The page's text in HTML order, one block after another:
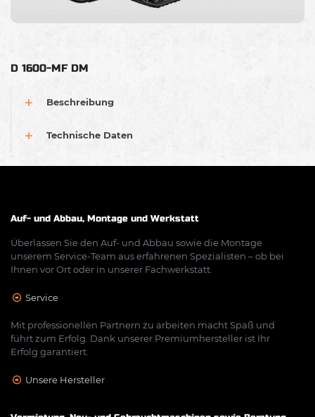
D 1600-MF DM
Beschreibung
Technische Daten
Auf- und Abbau, Montage und Werkstatt
Überlassen Sie den Auf- und Abbau sowie die Montage
unserem Service-Team aus erfahrenen Spezialisten – ob bei
Ihnen vor Ort oder in unserer Fachwerkstatt.
Service
Mit professionellen Partnern zu arbeiten macht Spaß und
führt zum Erfolg. Dank unserer Premiumhersteller ist Ihr
Erfolg garantiert.
Unsere Hersteller